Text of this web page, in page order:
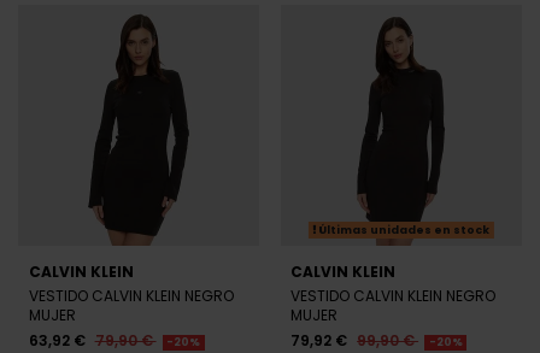
CALVIN KLEIN
VESTIDO CALVIN KLEIN NEGRO
MUJER
63,92 € 79,90 € -20%
Últimas unidades en stock
CALVIN KLEIN
VESTIDO CALVIN KLEIN NEGRO
MUJER
79,92 € 99,90 € -20%